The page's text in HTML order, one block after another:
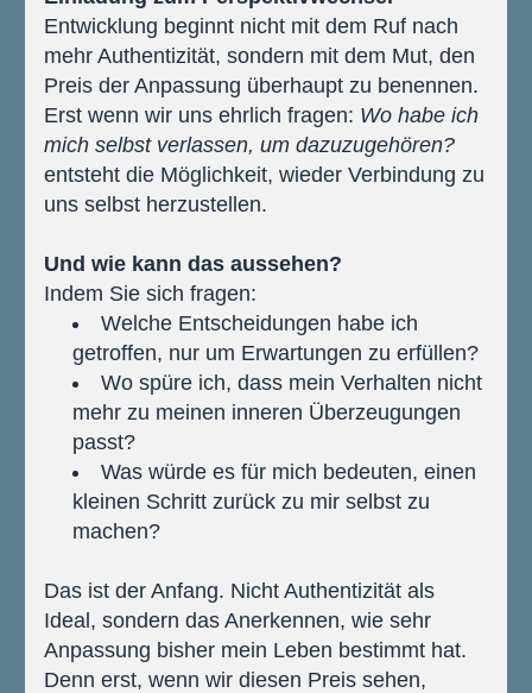
Entwicklung beginnt nicht mit dem Ruf nach
mehr Authentizität, sondern mit dem Mut, den
Preis der Anpassung überhaupt zu benennen.
Erst wenn wir uns ehrlich fragen: Wo habe ich
mich selbst verlassen, um dazuzugehören?
entsteht die Möglichkeit, wieder Verbindung zu
uns selbst herzustellen.
Und wie kann das aussehen?
Indem Sie sich fragen:
Welche Entscheidungen habe ich
getroffen, nur um Erwartungen zu erfüllen?
Wo spüre ich, dass mein Verhalten nicht
mehr zu meinen inneren Überzeugungen
passt?
Was würde es für mich bedeuten, einen
kleinen Schritt zurück zu mir selbst zu
machen?
Das ist der Anfang. Nicht Authentizität als
Ideal, sondern das Anerkennen, wie sehr
Anpassung bisher mein Leben bestimmt hat.
Denn erst, wenn wir diesen Preis sehen,